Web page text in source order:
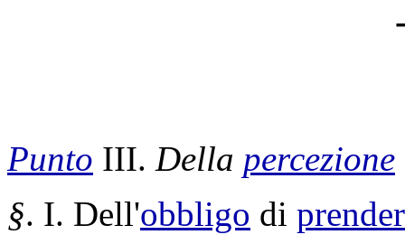
Punto III. Della percezione
§. I. Dell'obbligo di